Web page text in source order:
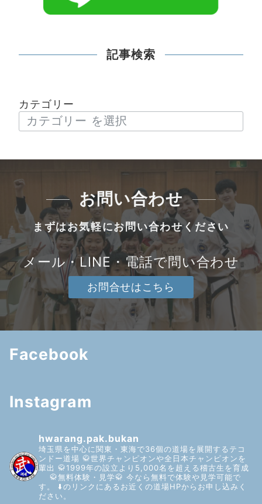
記事検索
カテゴリー
お問い合わせ
まずはお気軽にお問い合わせください
メール・LINE・電話で問い合わせ
お問合せはこちら
Facebook
Instagram
hwarang.pak.bukan
埼玉県を中心に関東・東海で36個の道場を展開するテコ
ンドー道場 🥋世界チャンピオンや全日本チャンピオンを
輩出 🥋1999年の設立より5,000名を超える稽古生を育成
🥋無料体験・見学🥋 今なら無料で体験や見学可能で
す。
⬇️のリンクにあるお近くの道場HPからお申し込みく
ださい。